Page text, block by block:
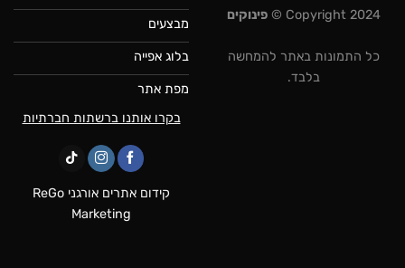
Copyright 2024 © פינוקים
כל התמונות באתר להמחשה
בלבד.
מבצעים
בלוג אפייה
מפת אתר
בקרו אותנו ברשתות חברתיות
קידום אתרים אורגני ReGo
Marketing